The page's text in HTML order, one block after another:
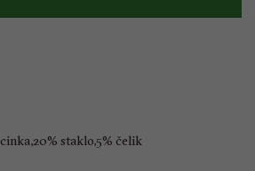
staklo,5% čelik